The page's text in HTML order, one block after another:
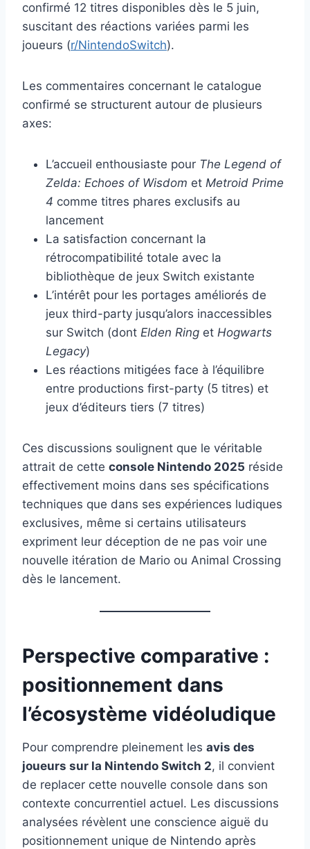
confirmé 12 titres disponibles dès le 5 juin,
suscitant des réactions variées parmi les
joueurs (r/NintendoSwitch).
Les commentaires concernant le catalogue
confirmé se structurent autour de plusieurs
axes:
L’accueil enthousiaste pour The Legend of
Zelda: Echoes of Wisdom et Metroid Prime
4 comme titres phares exclusifs au
lancement
La satisfaction concernant la
rétrocompatibilité totale avec la
bibliothèque de jeux Switch existante
L’intérêt pour les portages améliorés de
jeux third-party jusqu’alors inaccessibles
sur Switch (dont Elden Ring et Hogwarts
Legacy)
Les réactions mitigées face à l’équilibre
entre productions first-party (5 titres) et
jeux d’éditeurs tiers (7 titres)
Ces discussions soulignent que le véritable
attrait de cette console Nintendo 2025 réside
effectivement moins dans ses spécifications
techniques que dans ses expériences ludiques
exclusives, même si certains utilisateurs
expriment leur déception de ne pas voir une
nouvelle itération de Mario ou Animal Crossing
dès le lancement.
Perspective comparative :
positionnement dans
l’écosystème vidéoludique
Pour comprendre pleinement les avis des
joueurs sur la Nintendo Switch 2, il convient
de replacer cette nouvelle console dans son
contexte concurrentiel actuel. Les discussions
analysées révèlent une conscience aiguë du
positionnement unique de Nintendo après